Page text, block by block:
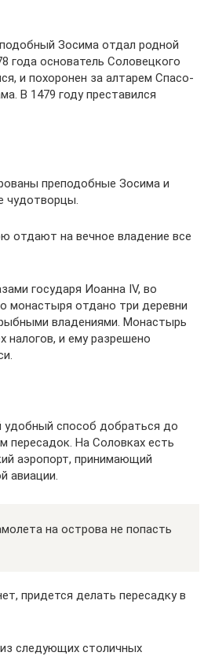
Зосима отдал родной
года основатель Соловецкого
и похоронен за алтарем Спасо-
В 1479 году преставился
преподобные Зосима и
чудотворцы.
отдают на вечное владение все
государя Иоанна IV, во
монастыря отдано три деревни
владениями. Монастырь
налогов, и ему разрешено
способ добраться до
пересадок. На Соловках есть
аэропорт, принимающий
авиации.
на острова не попасть
придется делать пересадку в
следующих столичных